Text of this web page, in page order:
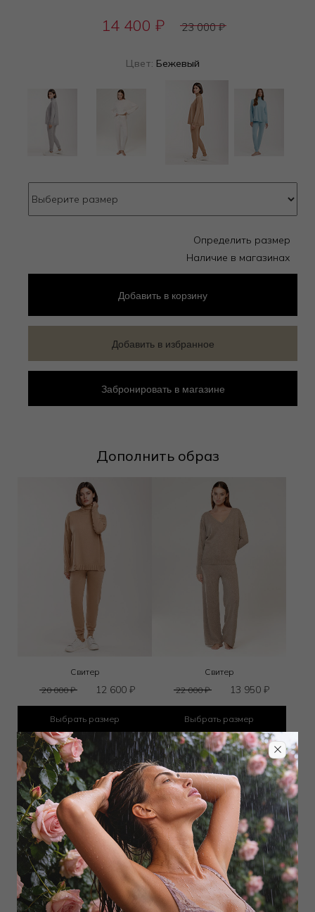
Дополнить образ
Свитер
20 000₽ 12 600₽
Выбрать размер
Свитер
22 000₽ 13 950₽
Выбрать размер
14 400 ₽ 23 000₽
Цвет: Бежевый
Определить размер
Наличие в магазинах
Добавить в корзину
Добавить в избранное
Забронировать в магазине